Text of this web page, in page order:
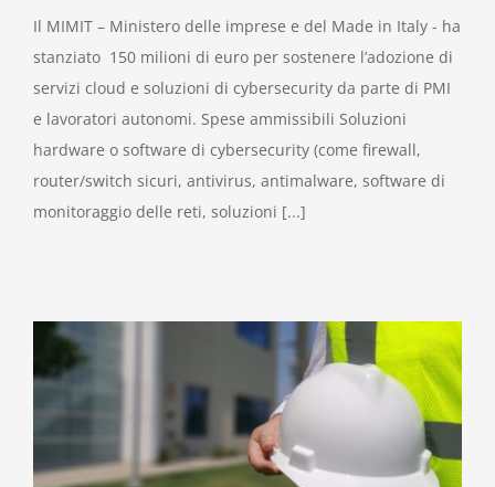
Il MIMIT – Ministero delle imprese e del Made in Italy - ha
stanziato 150 milioni di euro per sostenere l’adozione di
servizi cloud e soluzioni di cybersecurity da parte di PMI
e lavoratori autonomi. Spese ammissibili Soluzioni
hardware o software di cybersecurity (come firewall,
router/switch sicuri, antivirus, antimalware, software di
monitoraggio delle reti, soluzioni [...]